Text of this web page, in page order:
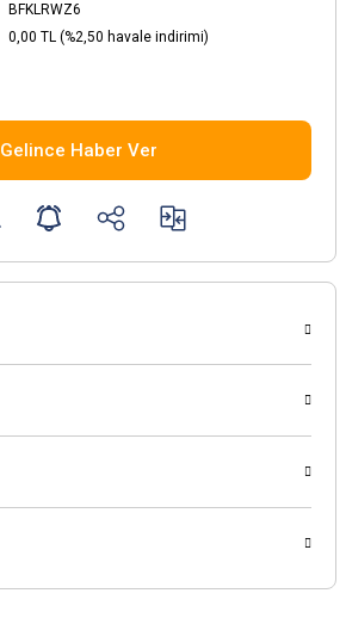
BFKLRWZ6
0,00 TL (%2,50 havale indirimi)
Gelince Haber Ver